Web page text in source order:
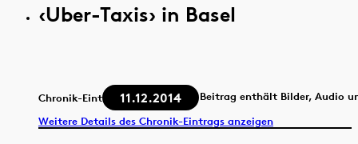
‹Uber-Taxis› in Basel
Chronik-Eintrag 11.12.2014
Beitrag enthält Bilder, Audio
Weitere Details des Chronik-Eintrags anzeigen